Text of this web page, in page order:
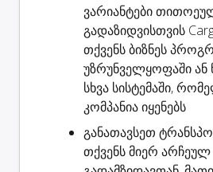
ვარიანტები
გადაზიდვისთვის
თქვენს ბიზნეს
უზრუნველყოფაში ან
სხვა სისტემაში,
კომპანია იყენებს
განათავსეთ
თქვენს მიერ არჩეულ